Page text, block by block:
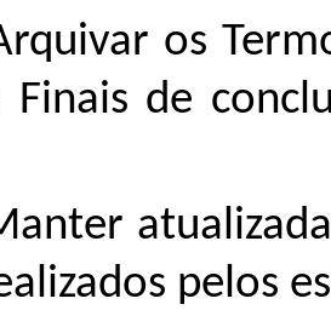
os
Finais de
pelos